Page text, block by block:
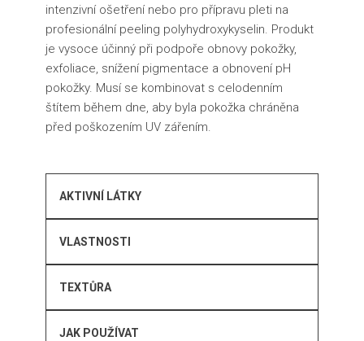
intenzivní ošetření nebo pro přípravu pleti na
profesionální peeling polyhydroxykyselin. Produkt
je vysoce účinný při podpoře obnovy pokožky,
exfoliace, snížení pigmentace a obnovení pH
pokožky. Musí se kombinovat s celodenním
štítem během dne, aby byla pokožka chráněna
před poškozením UV zářením.
AKTIVNÍ LÁTKY
VLASTNOSTI
TEXTŮRA
JAK POUŽÍVAT